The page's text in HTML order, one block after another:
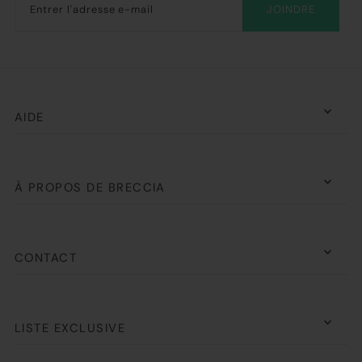
JOINDRE
AIDE
À PROPOS DE BRECCIA
CONTACT
LISTE EXCLUSIVE